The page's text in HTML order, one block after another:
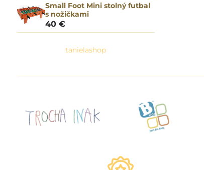
Small Foot Mini stolný futbal
s nožičkami
40 €
tanielashop